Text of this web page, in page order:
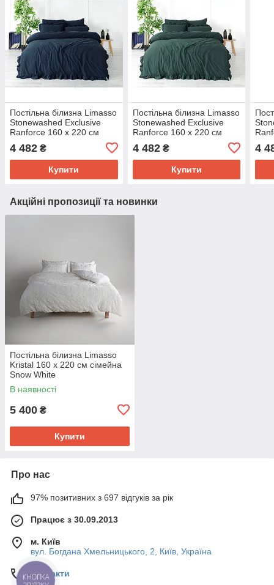
Постільна білизна Limasso
Stonewashed Exclusive
Ranforce 160 х 220 см
4 482 ₴
Купити
Постільна білизна Limasso
Stonewashed Exclusive
Ranforce 160 х 220 см
4 482₴
Купити
4
Акційні пропозиції та новинки
Постільна білизна Limasso
Kristal 160 х 220 см сімейна
Snow White
В наявності
5 400 ₴
Купити
Про нас
97% позитивних з 697 відгуків за рік
Працює з 30.09.2013
м. Київ
вул. Богдана Хмельницького, 2, Київ, Україна
Контакти
КНОПКА